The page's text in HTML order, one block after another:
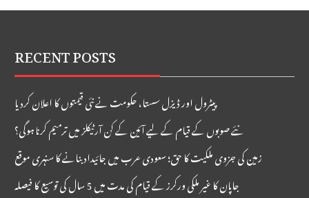
RECENT POSTS
پیٹرول اور ڈیزل سستا، حکومت نے نئی قیمتوں کا اعلان کردیا
نئے صوبوں کے قیام کے لیے آئین کے کن آرٹیکلز میں ترمیم کرنا ہوگی؟
زمین کی جزوی ملکیت کا حق؛ سعودی عرب میں جائیداد بنانے کا سنہری موقع
جاپان کا غیر ملکی ورکرز کے قیام کی مدت میں 5 سال کی توسیع کا فیصلہ